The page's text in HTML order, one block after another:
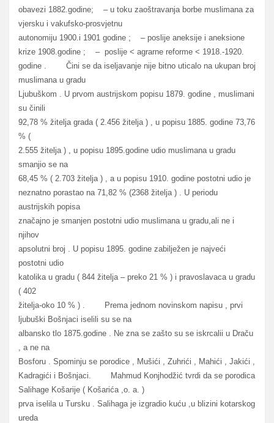
obavezi 1882.godine; – u toku zaoštravanja borbe muslimana za
vjersku i vakufsko-prosvjetnu
autonomiju 1900.i 1901 godine ; – poslije aneksije i aneksione
krize 1908.godine ; – poslije < agrarne reforme < 1918.-1920.
godine . Čini se da iseljavanje nije bitno uticalo na ukupan broj
muslimana u gradu
Ljubuškom . U prvom austrijskom popisu 1879. godine , muslimani
su činili
92,78 % žitelja grada ( 2.456 žitelja ) , u popisu 1885. godine 73,76
% (
2.555 žitelja ) , u popisu 1895.godine udio muslimana u gradu
smanjio se na
68,45 % ( 2.703 žitelja ) , a u popisu 1910. godine postotni udio je
neznatno porastao na 71,82 % (2368 žitelja ) . U periodu
austrijskih popisa
značajno je smanjen postotni udio muslimana u gradu,ali ne i
njihov
apsolutni broj . U popisu 1895. godine zabilježen je najveći
postotni udio
katolika u gradu ( 844 žitelja – preko 21 % ) i pravoslavaca u gradu
( 402
žitelja-oko 10 % ) . Prema jednom novinskom napisu , prvi
ljubuški Bošnjaci iselili su se na
albansko tlo 1875.godine . Ne zna se zašto su se iskrcalii u Draču
, a ne na
Bosforu . Spominju se porodice , Mušići , Zuhrići , Mahići , Jakići ,
Kadragići i Bošnjaci. Mahmud Konjhodžić tvrdi da se porodica
Salihage Košarije ( Košarića ,o. a. )
prva iselila u Tursku . Salihaga je izgradio kuću ,u blizini kotarskog
ureda